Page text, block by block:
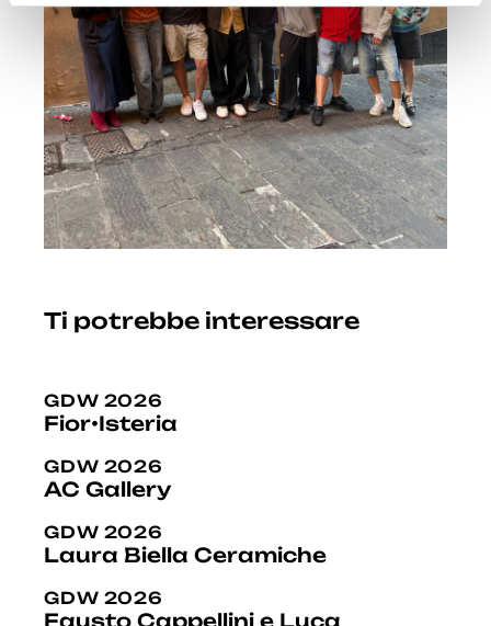
Ti potrebbe interessare
GDW 2026
Fior•Isteria
GDW 2026
AC Gallery
GDW 2026
Laura Biella Ceramiche
GDW 2026
Fausto Cappellini e Luca